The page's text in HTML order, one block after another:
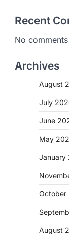
Recent
No
Archives
August
July
June
May
January
October
August